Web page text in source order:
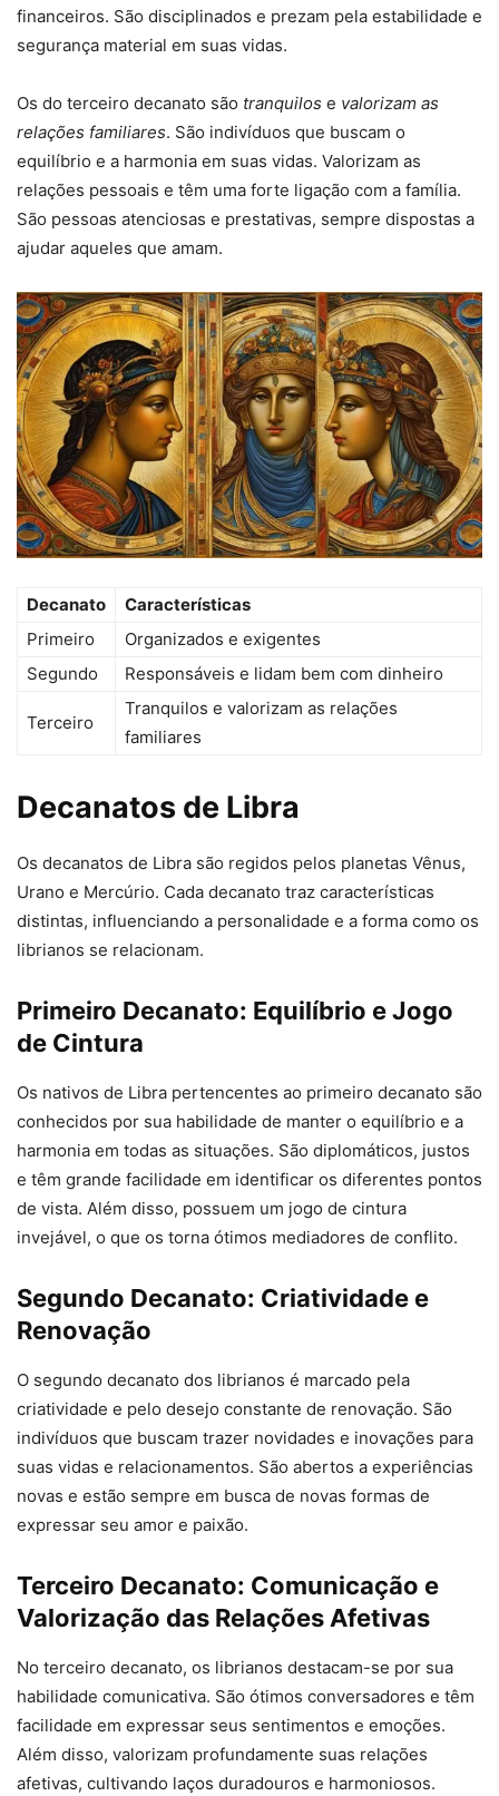
financeiros. São disciplinados e prezam pela estabilidade e
segurança material em suas vidas.
Os do terceiro decanato são tranquilos e valorizam as
relações familiares. São indivíduos que buscam o
equilíbrio e a harmonia em suas vidas. Valorizam as
relações pessoais e têm uma forte ligação com a família.
São pessoas atenciosas e prestativas, sempre dispostas a
ajudar aqueles que amam.
Decanato
Características
Primeiro
Organizados e exigentes
Segundo
Responsáveis e lidam bem com dinheiro
Terceiro
Tranquilos e valorizam as relações
familiares
Decanatos de Libra
Os decanatos de Libra são regidos pelos planetas Vênus,
Urano e Mercúrio. Cada decanato traz características
distintas, influenciando a personalidade e a forma como os
librianos se relacionam.
Primeiro Decanato: Equilíbrio e Jogo
de Cintura
Os nativos de Libra pertencentes ao primeiro decanato são
conhecidos por sua habilidade de manter o equilíbrio e a
harmonia em todas as situações. São diplomáticos, justos
e têm grande facilidade em identificar os diferentes pontos
de vista. Além disso, possuem um jogo de cintura
invejável, o que os torna ótimos mediadores de conflito.
Segundo Decanato: Criatividade e
Renovação
O segundo decanato dos librianos é marcado pela
criatividade e pelo desejo constante de renovação. São
indivíduos que buscam trazer novidades e inovações para
suas vidas e relacionamentos. São abertos a experiências
novas e estão sempre em busca de novas formas de
expressar seu amor e paixão.
Terceiro Decanato: Comunicação e
Valorização das Relações Afetivas
No terceiro decanato, os librianos destacam-se por sua
habilidade comunicativa. São ótimos conversadores e têm
facilidade em expressar seus sentimentos e emoções.
Além disso, valorizam profundamente suas relações
afetivas, cultivando laços duradouros e harmoniosos.